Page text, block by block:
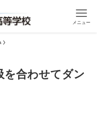
メニュー
を合わせてダン